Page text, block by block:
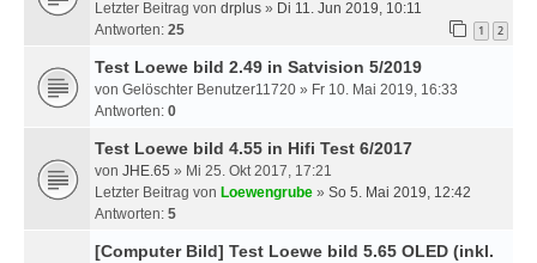
Letzter Beitrag von drplus » Di 11. Jun 2019, 10:11
Antworten: 25 1 2
Test Loewe bild 2.49 in Satvision 5/2019
von Gelöschter Benutzer11720 » Fr 10. Mai 2019, 16:33
Antworten: 0
Test Loewe bild 4.55 in Hifi Test 6/2017
von JHE.65 » Mi 25. Okt 2017, 17:21
Letzter Beitrag von Loewengrube » So 5. Mai 2019, 12:42
Antworten: 5
[Computer Bild] Test Loewe bild 5.65 OLED (inkl.